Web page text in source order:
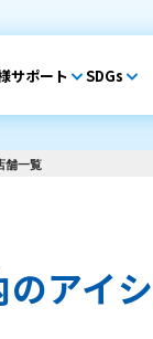
サポート SDGs
舗一覧
アイ